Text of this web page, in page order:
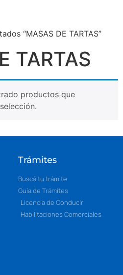
“MASAS DE TARTAS”
TARTAS
productos que
Trámites
Buscá tu trámite
Guía de Trámites
Licencia de Conducir
Habilitaciones Comerciales